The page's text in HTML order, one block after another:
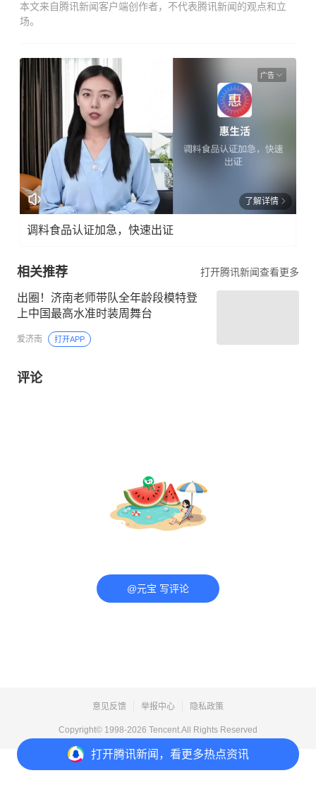
本文来自腾讯新闻客户端创作者，不代表腾讯新闻的观点和立
场。
打开腾讯新闻，看更多热点资讯
广告
了解详情
调料食品认证加急，快速出证
相关推荐 打开腾讯新闻查看更多
出圈！济南老师带队全年龄段模特登
上中国最高水准时装周舞台
爱济南 打开APP
评论
@元宝 写评论
意见反馈 举报中心 隐私政策
Copyright© 1998-2026 Tencent.All Rights Reserved